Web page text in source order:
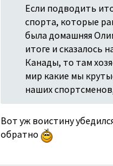
Если подводить
спорта, которые
была домашняя
итоге и сказалось
Канады, то там
мир какие мы
наших
Вот уж воистину
обратно